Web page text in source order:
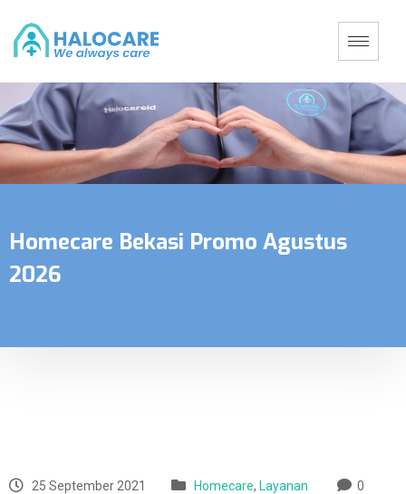
Homecare Bekasi Promo Agustus
2026
25 September 2021 Homecare, Layanan 0